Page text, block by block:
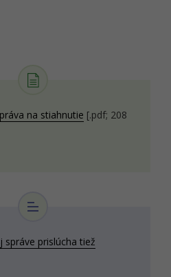
na stiahnutie [.pdf; 208
správe prislúcha tiež